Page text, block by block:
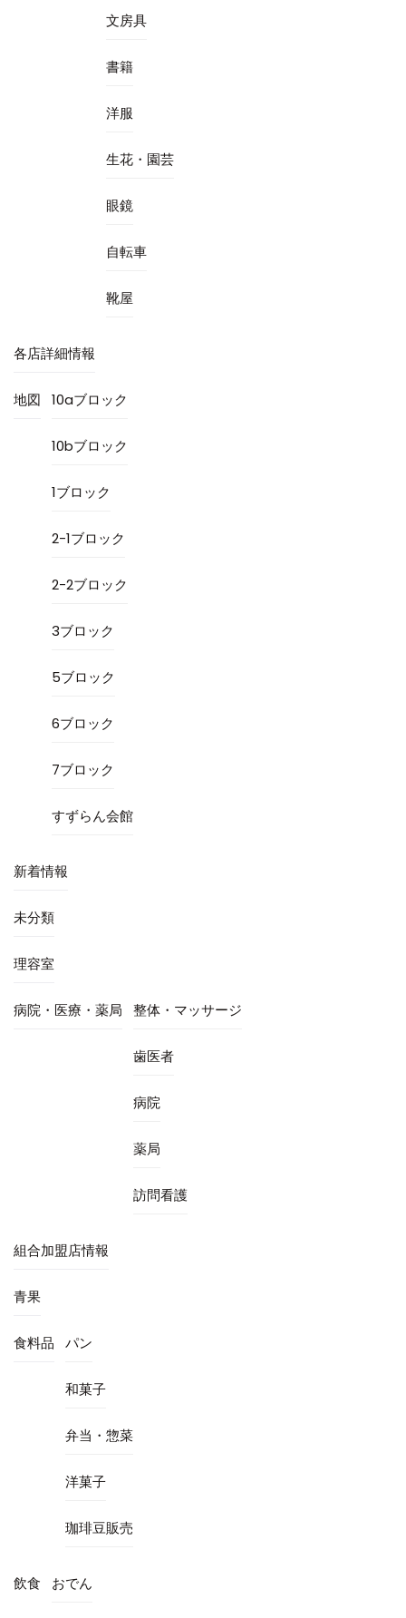
文房具
書籍
洋服
生花・園芸
眼鏡
自転車
靴屋
各店詳細情報
地図 10aブロック
10bブロック
1ブロック
2-1ブロック
2-2ブロック
3ブロック
5ブロック
6ブロック
7ブロック
すずらん会館
新着情報
未分類
理容室
病院・医療・薬局 整体・マッサージ
歯医者
病院
薬局
訪問看護
組合加盟店情報
青果
食料品 パン
和菓子
弁当・惣菜
洋菓子
珈琲豆販売
飲食 おでん